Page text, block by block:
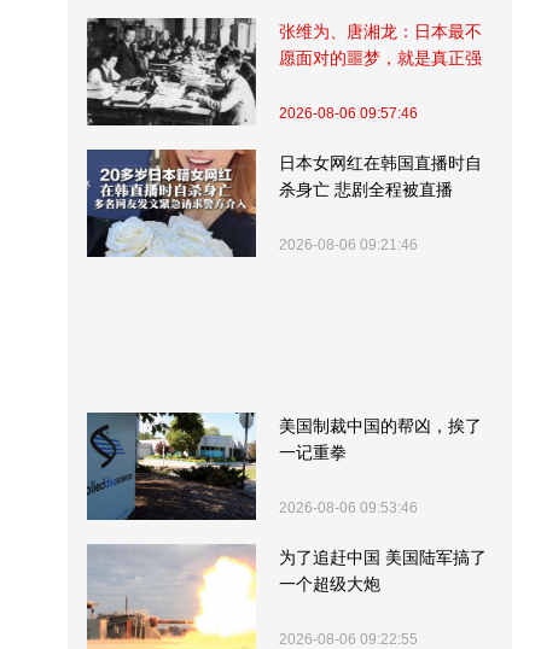
张维为、唐湘龙：日本最不
愿面对的噩梦，就是真正强
2026-08-06 09:57:46
日本女网红在韩国直播时自
杀身亡 悲剧全程被直播
2026-08-06 09:21:46
美国制裁中国的帮凶，挨了
一记重拳
2026-08-06 09:53:46
为了追赶中国 美国陆军搞了
一个超级大炮
2026-08-06 09:22:55